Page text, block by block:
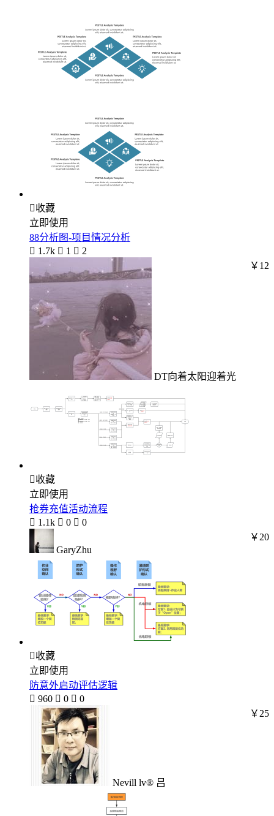
收藏
立即使用
88分析图-项目情况分析
 1.7k  1  2
DT向着太阳迎着光
￥12
收藏
立即使用
抢券充值活动流程
 1.1k  0  0
GaryZhu
￥20
收藏
立即使用
防意外启动评估逻辑
 960  0  0
Nevill lv® 吕
￥25